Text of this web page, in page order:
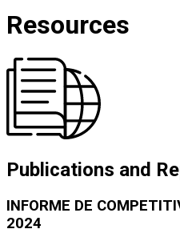
Resources
Publications and
INFORME DE
2024